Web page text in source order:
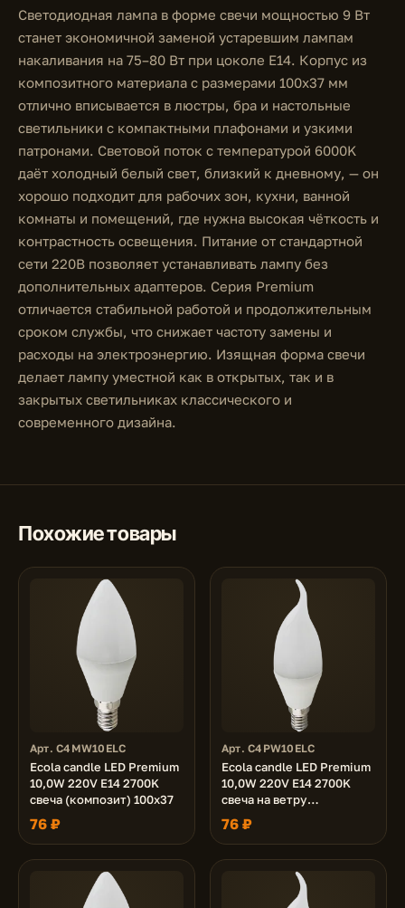
Светодиодная лампа в форме свечи мощностью 9 Вт
станет экономичной заменой устаревшим лампам
накаливания на 75–80 Вт при цоколе E14. Корпус из
композитного материала с размерами 100x37 мм
отлично вписывается в люстры, бра и настольные
светильники с компактными плафонами и узкими
патронами. Световой поток с температурой 6000K
даёт холодный белый свет, близкий к дневному, — он
хорошо подходит для рабочих зон, кухни, ванной
комнаты и помещений, где нужна высокая чёткость и
контрастность освещения. Питание от стандартной
сети 220В позволяет устанавливать лампу без
дополнительных адаптеров. Серия Premium
отличается стабильной работой и продолжительным
сроком службы, что снижает частоту замены и
расходы на электроэнергию. Изящная форма свечи
делает лампу уместной как в открытых, так и в
закрытых светильниках классического и
современного дизайна.
Похожие товары
Арт. C4MW10ELC
Ecola candle LED Premium
10,0W 220V E14 2700K
свеча (композит) 100x37
76 ₽
Арт. C4PW10ELC
Ecola candle LED Premium
10,0W 220V E14 2700K
свеча на ветру
(композит) 129x37
76 ₽